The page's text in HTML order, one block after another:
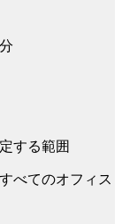
する範囲
べてのオフィス